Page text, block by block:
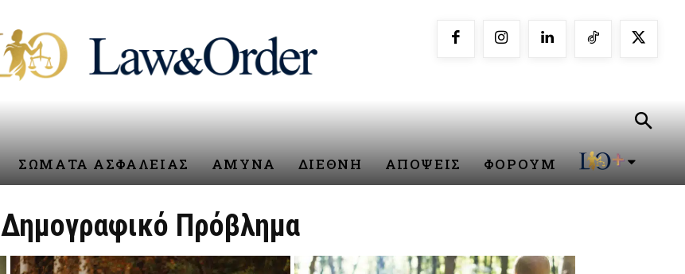
ΣΩΜΑΤΑ ΑΣΦΑΛΕΙΑΣ ΑΜΥΝΑ ΔΙΕΘΝΗ ΑΠΟΨΕΙΣ ΦΟΡΟΥΜ
Δημογραφικό Πρόβλημα